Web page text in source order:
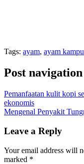
Tags: ayam, ayam
Post navigation
Pemanfaatan kulit kopi
ekonomis
Mengenal Penyakit
Leave a Reply
Your email address will
marked *